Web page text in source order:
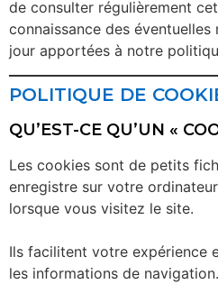
de consulter régulièrement
connaissance des
jour apportées à notre
POLITIQUE DE
QU’EST-CE QU’UN «
Les cookies sont de petits
enregistre sur votre
lorsque vous visitez le site.
Ils facilitent votre expérience
les informations de